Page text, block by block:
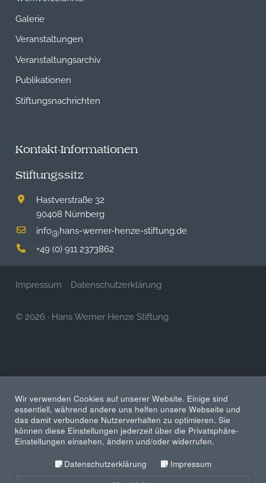
Galerie
Veranstaltungen
Veranstaltungsarchiv
Publikationen
Stiftungsnachrichten
Kontakt-Informationen
Stiftungssitz
Hastverstraße 32
90408 Nürnberg
info@hans-werner-henze-stiftung.de
+49 (0) 911 2373862
Impressum Datenschutzerklärung
© 2026 · Hans Werner Henze Stiftung
Wir verwenden Cookies auf unserer Website. Einige sind
essentiell, während andere uns helfen unsere Webseite und
das damit verbundene Nutzerverhalten zu optimieren. Sie
können diese Einstellungen jederzeit über die Privatsphäre-
Einstellungen einsehen, ändern und/oder widerrufen.
Datenschutzerklärung
Impressum